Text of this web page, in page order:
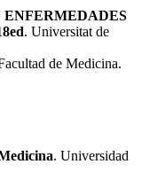
. Universitat de
de Medicina.
. Universidad